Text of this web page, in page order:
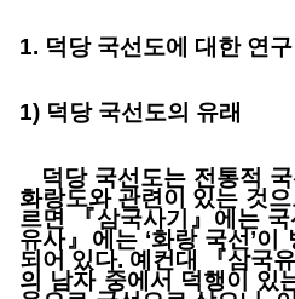
1. 덕당 국선도에 대한 연
1) 덕당 국선도의 유래
덕당 국선도는 전통적
화랑도와 관련이 있는 것
르면 『삼국사기』에는
유사』에는 ‘화랑 국선’
되어 있다. 예컨대 『삼국
의 남자 중에서 덕행이 있